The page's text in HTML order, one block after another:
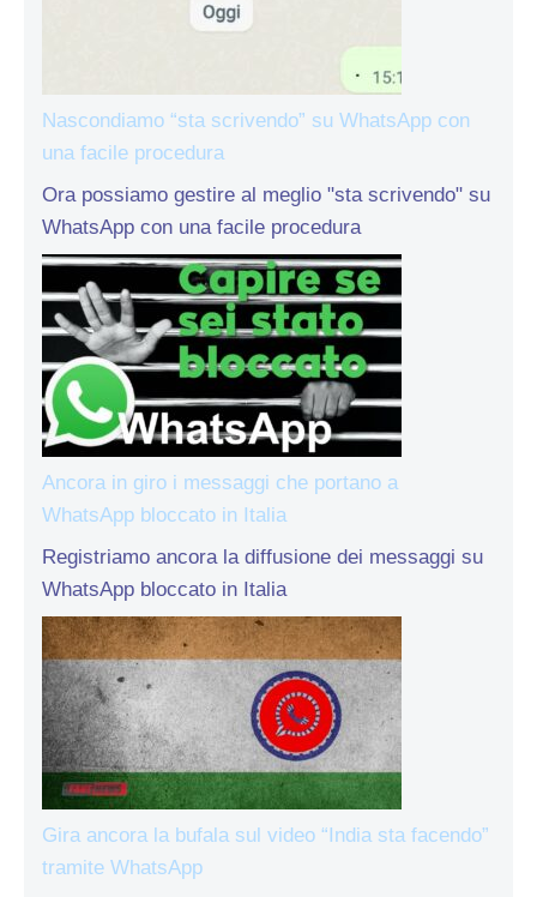
Nascondiamo “sta scrivendo” su WhatsApp con
una facile procedura
Ora possiamo gestire al meglio "sta scrivendo" su
WhatsApp con una facile procedura
Ancora in giro i messaggi che portano a
WhatsApp bloccato in Italia
Registriamo ancora la diffusione dei messaggi su
WhatsApp bloccato in Italia
Gira ancora la bufala sul video “India sta facendo”
tramite WhatsApp